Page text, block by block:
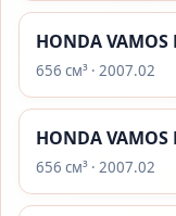
HONDA VAMOS
656 см³ · 2007.02
HONDA VAMOS
656 см³ · 2007.02